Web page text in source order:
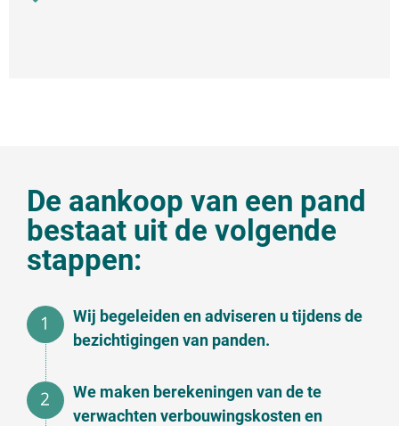
De aankoop van een pand
bestaat uit de volgende
stappen:
Wij begeleiden en adviseren u tijdens de
bezichtigingen van panden.
We maken berekeningen van de te
verwachten verbouwingskosten en